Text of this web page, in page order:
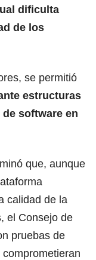
dificulta
de los
se permitió
estructuras
software en
que, aunque
calidad de la
el Consejo de
pruebas de